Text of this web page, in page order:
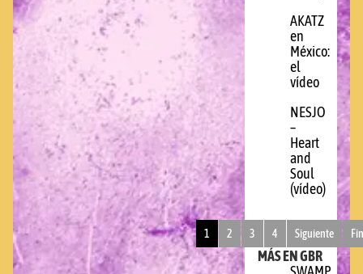
AKATZ
en
México:
el
vídeo
NESJO
–
Heart
and
Soul
(vídeo)
1 2 3 4 Siguiente
MÁS EN GBR